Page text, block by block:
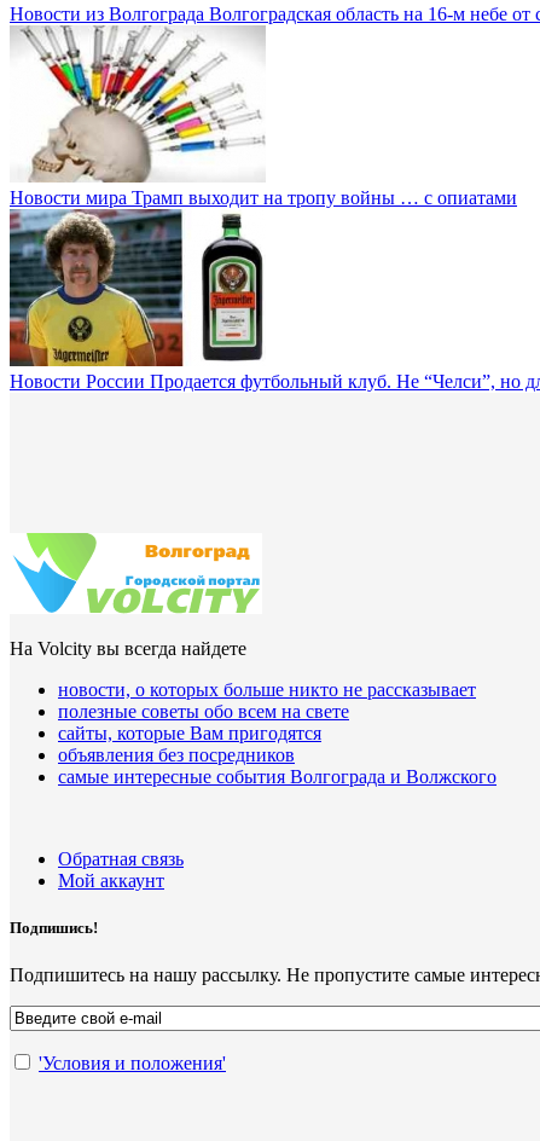
Новости из Волгограда Волгоградская область на 16-м небе от
Новости мира Трамп выходит на тропу войны … с опиатами
Новости России Продается футбольный клуб. Не “Челси”, но
На Volcity вы всегда найдете
новости, о которых больше никто не рассказывает
полезные советы обо всем на свете
сайты, которые Вам пригодятся
объявления без посредников
самые интересные события Волгограда и Волжского
Обратная связь
Мой аккаунт
Подпишись!
Подпишитесь на нашу рассылку. Не пропустите самые
'Условия и положения'